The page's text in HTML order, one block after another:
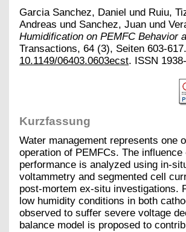
Garcia Sanchez, Daniel und Ruiu,
Andreas und Sanchez, Juan und
Humidification on PEMFC Behavior
Transactions, 64 (3), Seiten 603-
10.1149/06403.0603ecst. ISSN
Kurzfassung
Water management represents one
operation of PEMFCs. The
performance is analyzed using in-
voltammetry and segmented cell
post-mortem ex-situ investigations.
low humidity conditions in both
observed to suffer severe voltage
balance model is proposed to